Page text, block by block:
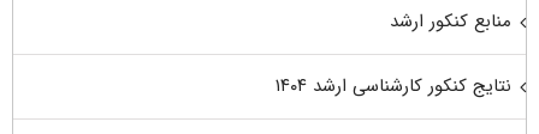
منابع کنکور ارشد
نتایج کنکور کارشناسی ارشد ۱۴۰۴